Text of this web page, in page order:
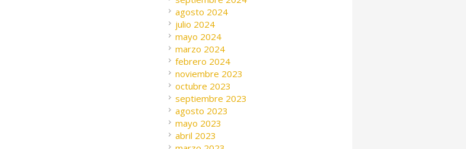
agosto 2024
julio 2024
mayo 2024
marzo 2024
febrero 2024
noviembre 2023
octubre 2023
septiembre 2023
agosto 2023
mayo 2023
abril 2023